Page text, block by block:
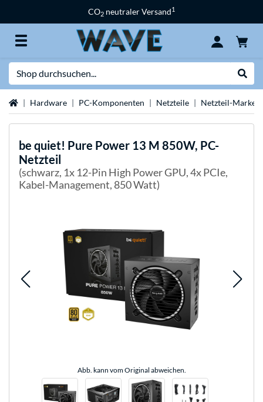
CO2 neutraler Versand1
StartseiteHardware PC-Komponenten Netzteile Netzteil-Marken
be quiet! Pure Power 13 M 850W, PC-
Netzteil
(schwarz, 1x 12-Pin High Power GPU, 4x PCIe,
Kabel-Management, 850 Watt)
Abb. kann vom Original abweichen.